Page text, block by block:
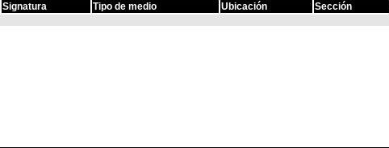
Signatura Tipo de medio Ubicación Sección